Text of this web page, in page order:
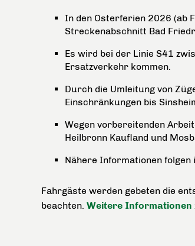
In den Osterferien 2026 (ab
Streckenabschnitt Bad
Es wird bei der Linie S41
Ersatzverkehr kommen.
Durch die Umleitung von
Einschränkungen bis
Wegen vorbereitenden
Heilbronn Kaufland und
Nähere Informationen folgen
Fahrgäste werden gebeten die
beachten. Weitere Informationen